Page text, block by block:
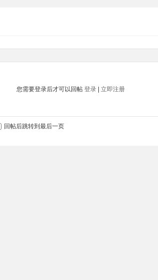
您需要登录后才可以回帖 登录 立即注册
回帖后跳转到最后一页